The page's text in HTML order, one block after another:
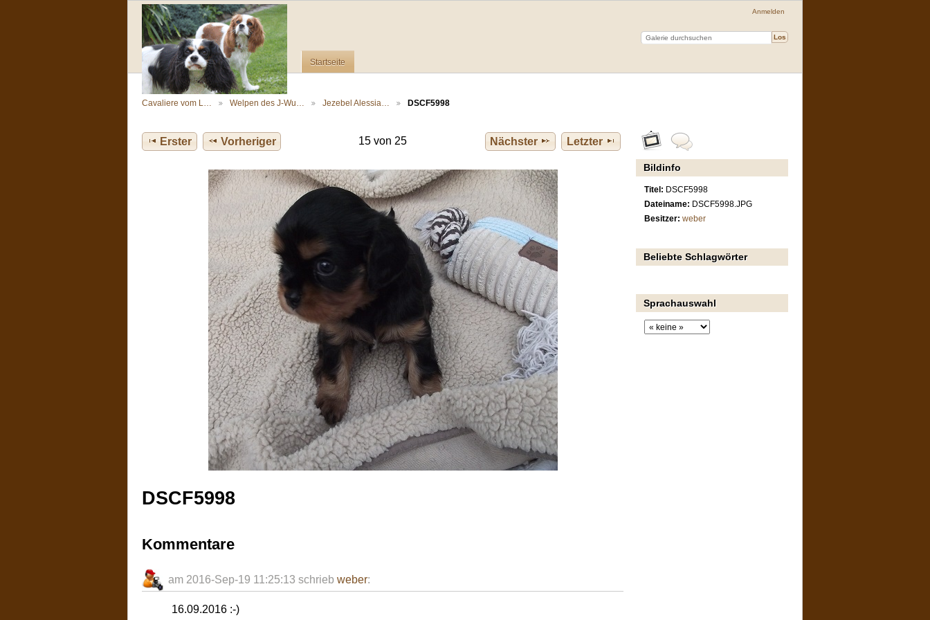
Anmelden
Startseite
Cavaliere vom L… Welpen des J-Wu… Jezebel Alessia… DSCF5998
Erster Vorheriger 15 von 25 Nächster Letzter
DSCF5998
Kommentare
am 2016-Sep-19 11:25:13 schriebweber:
16.09.2016 :-)
Bildinfo
Titel: DSCF5998
Dateiname: DSCF5998.JPG
Besitzer: weber
Beliebte Schlagwörter
Sprachauswahl